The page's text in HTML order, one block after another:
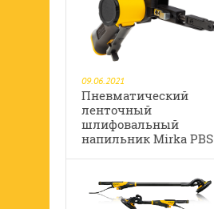
09.06.2021
Пневматический
ленточный
шлифовальный
напильник Mirka PBS